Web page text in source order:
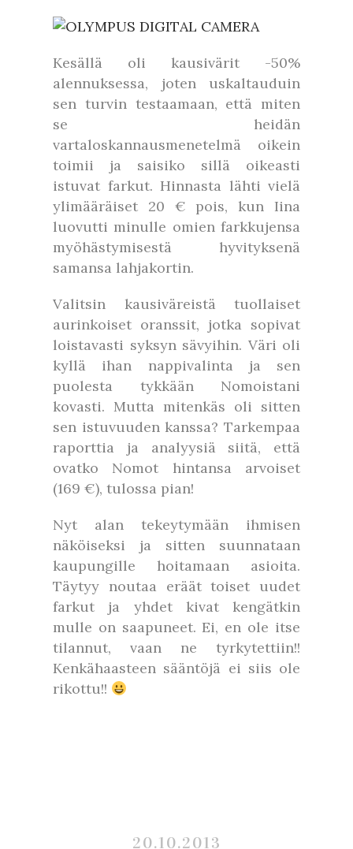
Kesällä oli kausivärit -50%
alennuksessa, joten uskaltauduin
sen turvin testaamaan, että miten
se heidän
vartaloskannausmenetelmä oikein
toimii ja saisiko sillä oikeasti
istuvat farkut. Hinnasta lähti vielä
ylimääräiset 20 € pois, kun Iina
luovutti minulle omien farkkujensa
myöhästymisestä hyvityksenä
samansa lahjakortin.
Valitsin kausiväreistä tuollaiset
aurinkoiset oranssit, jotka sopivat
loistavasti syksyn sävyihin. Väri oli
kyllä ihan nappivalinta ja sen
puolesta tykkään Nomoistani
kovasti. Mutta mitenkäs oli sitten
sen istuvuuden kanssa? Tarkempaa
raporttia ja analyysiä siitä, että
ovatko Nomot hintansa arvoiset
(169 €), tulossa pian!
Nyt alan tekeytymään ihmisen
näköiseksi ja sitten suunnataan
kaupungille hoitamaan asioita.
Täytyy noutaa eräät toiset uudet
farkut ja yhdet kivat kengätkin
mulle on saapuneet. Ei, en ole itse
tilannut, vaan ne tyrkytettiin!!
Kenkähaasteen sääntöjä ei siis ole
rikottu!!
20.10.2013